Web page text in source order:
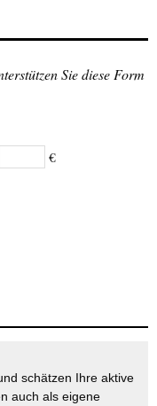
Sie diese Form
€
schätzen Ihre aktive
auch als eigene